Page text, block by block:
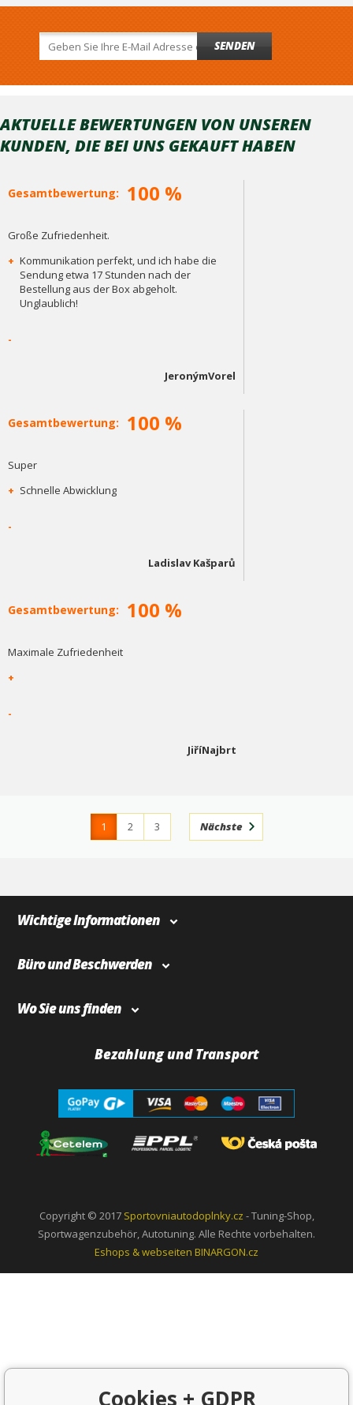
SENDEN
AKTUELLE BEWERTUNGEN VON UNSEREN
KUNDEN, DIE BEI ​​UNS GEKAUFT HABEN
Gesamtbewertung: 100 %
Große Zufriedenheit.
+ Kommunikation perfekt, und ich habe die
Sendung etwa 17 Stunden nach der
Bestellung aus der Box abgeholt.
Unglaublich!
-
JeronýmVorel
Gesamtbewertung: 100 %
Super
+ Schnelle Abwicklung
-
Ladislav Kašparů
Gesamtbewertung: 100 %
Maximale Zufriedenheit
+
-
JiříNajbrt
1 2
3
Nächste
Wichtige Informationen
Büro und Beschwerden
Wo Sie uns finden
Bezahlung und Transport
Copyright © 2017 Sportovniautodoplnky.cz - Tuning-Shop,
Sportwagenzubehör, Autotuning. Alle Rechte vorbehalten.
Eshops & webseiten BINARGON.cz
Cookies + GDPR